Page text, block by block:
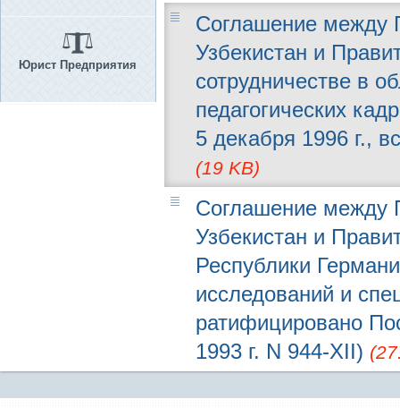
Юрист Предприятия
Соглашение между
Узбекистан и
сотрудничестве в
педагогических
5 декабря 1996 г.,
(19 KB)
Соглашение между
Узбекистан и
Республики
исследований и
ратифицировано
1993 г. N 944-XII)